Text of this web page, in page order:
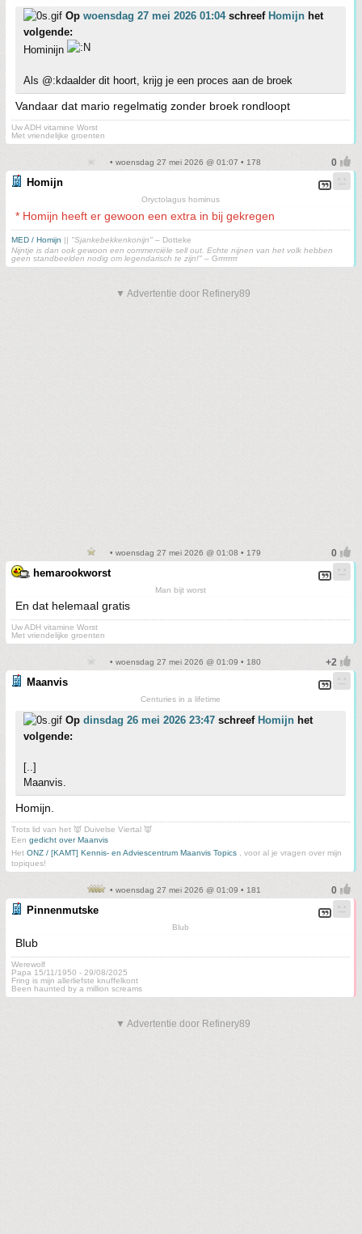
Op woensdag 27 mei 2026 01:04schreef Homijn het
volgende:
Hominijn
Als @:kdaalder dit hoort, krijg je een proces aan de broek
Vandaar dat mario regelmatig zonder broek rondloopt
Uw ADH vitamine Worst
Met vriendelijke groenten
• woensdag 27 mei 2026 @ 01:07 • 178
Homijn
Oryctolagus hominus
* Homijn heeft er gewoon een extra in bij gekregen
MED / Homijn || "Sjankebekkenkonijn" – Dotteke
Nijntje is dan ook gewoon een commerciële sell out. Echte nijnen van het volk hebben
geen standbeelden nodig om legendarisch te zijn!" – Grrrrrrrr
▼ Advertentie door Refinery89
• woensdag 27 mei 2026 @ 01:08 • 179
hemarookworst
Man bijt worst
En dat helemaal gratis
Uw ADH vitamine Worst
Met vriendelijke groenten
• woensdag 27 mei 2026 @ 01:09 • 180
Maanvis
Centuries in a lifetime
Op dinsdag 26 mei 2026 23:47 schreef Homijn het
volgende:
[..]
Maanvis.
Homijn.
Trots lid van het 👿 Duivelse Viertal 👿
Een gedicht over Maanvis
Het ONZ / [KAMT] Kennis- en Adviescentrum Maanvis Topics , voor al je vragen over mijn
topiques!
• woensdag 27 mei 2026 @ 01:09 • 181
Pinnenmutske
Blub
Blub
Werewolf
Papa 15/11/1950 - 29/08/2025
Fring is mijn allerliefste knuffelkont
Been haunted by a million screams
▼ Advertentie door Refinery89